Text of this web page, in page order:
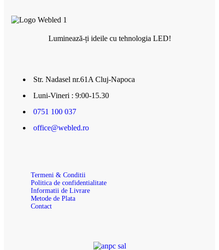
Luminează-ți ideile cu tehnologia LED!
Str. Nadasel nr.61A Cluj-Napoca
Luni-Vineri : 9:00-15.30
0751 100 037
office@webled.ro
Termeni & Conditii
Politica de confidentialitate
Informatii de Livrare
Metode de Plata
Contact